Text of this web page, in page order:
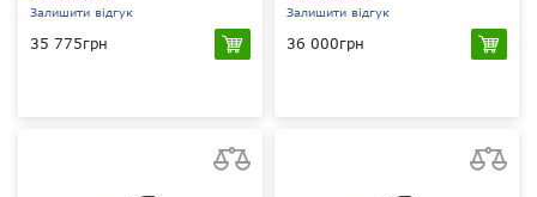
Залишити відгук
35 775грн
Залишити відгук
36 000грн